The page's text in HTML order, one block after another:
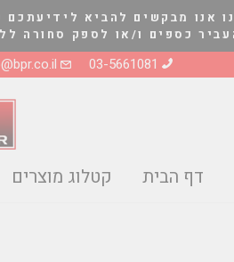
אנו מבקשים להביא
כספים ו/או לספק סחורה ללא אימות
03-5661081
דף הבית קטלוג מוצרים